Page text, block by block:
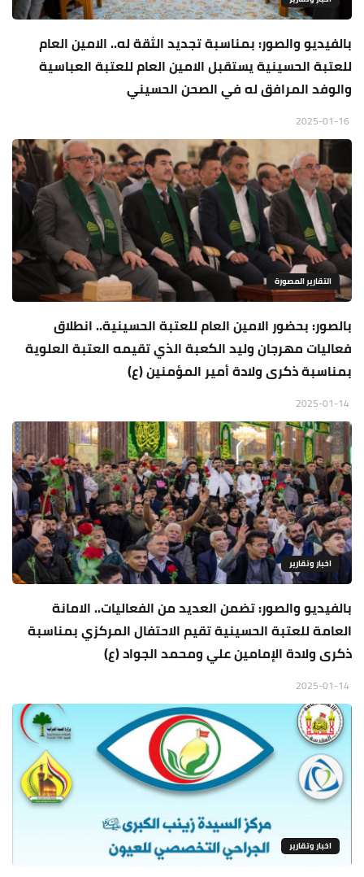
بالفيديو والصور: بمناسبة تجديد الثقة له.. الامين العام
للعتبة الحسينية يستقبل الامين العام للعتبة العباسية
والوفد المرافق له في الصحن الحسيني
التقارير المصورة
بالصور: بحضور الامين العام للعتبة الحسينية.. انطلاق
فعاليات مهرجان وليد الكعبة الذي تقيمه العتبة العلوية
بمناسبة ذكرى ولادة أمير المؤمنين (ع)
اخبار وتقارير
بالفيديو والصور: تضمن العديد من الفعاليات.. الامانة
العامة للعتبة الحسينية تقيم الاحتفال المركزي بمناسبة
ذكرى ولادة الإمامين علي ومحمد الجواد (ع)
اخبار وتقارير